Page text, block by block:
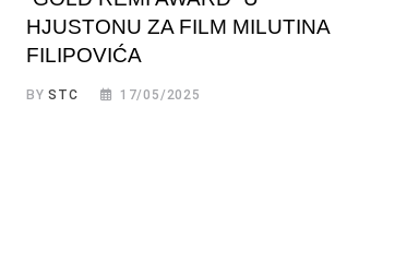
HJUSTONU ZA FILM MILUTINA
FILIPOVIĆA
BYSTC 17/05/2025